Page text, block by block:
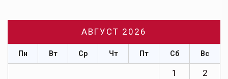
АВГУСТ 2026
Пн Вт Ср Чт Пт Сб Вс
1
2